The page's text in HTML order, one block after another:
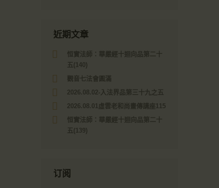
近期文章
恒實法師：華嚴經十迴向品第二十
五(140)
觀音七法會圓滿
2026.08.02-入法界品第三十九之五
2026.08.01虛雲老和尚畫傳講座115
恒實法師：華嚴經十迴向品第二十
五(139)
订阅